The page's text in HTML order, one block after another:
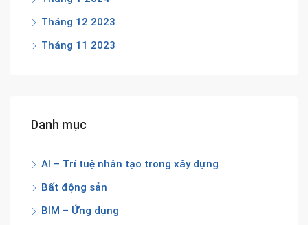
Tháng 12 2023
Tháng 11 2023
Danh mục
AI – Trí tuệ nhân tạo trong xây dựng
Bất động sản
BIM – Ứng dụng